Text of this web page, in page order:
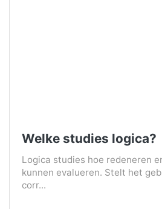
Welke studies logica?
Logica studies hoe redeneren
kunnen evalueren. Stelt het
corr...